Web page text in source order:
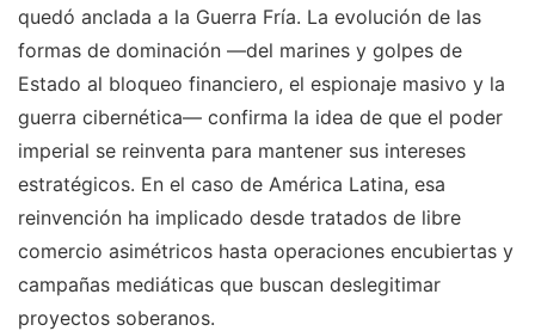
quedó anclada a la Guerra Fría. La evolución de las
formas de dominación —del marines y golpes de
Estado al bloqueo financiero, el espionaje masivo y la
guerra cibernética— confirma la idea de que el poder
imperial se reinventa para mantener sus intereses
estratégicos. En el caso de América Latina, esa
reinvención ha implicado desde tratados de libre
comercio asimétricos hasta operaciones encubiertas y
campañas mediáticas que buscan deslegitimar
proyectos soberanos.